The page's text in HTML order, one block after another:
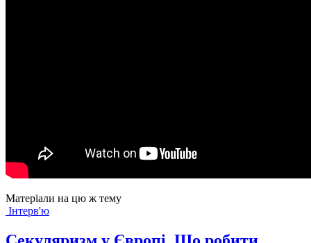
Матеріали на цю ж тему
Інтерв'ю